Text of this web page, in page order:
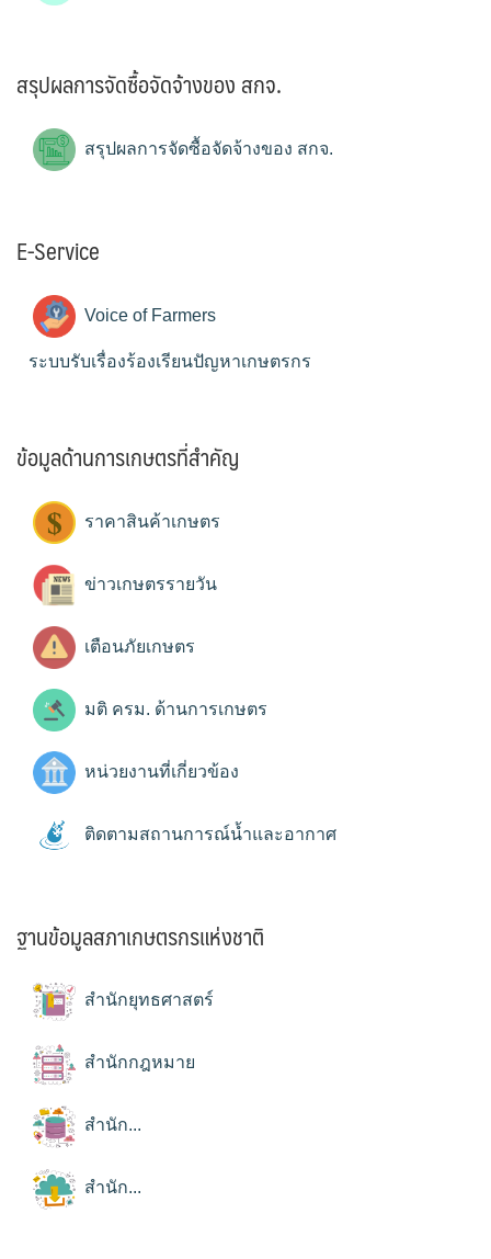
สรุปผลการจัดซื้อจัดจ้างของ สกจ.
สรุปผลการจัดซื้อจัดจ้างของ สกจ.
E-Service
Voice of Farmers
ระบบรับเรื่องร้องเรียนปัญหาเกษตรกร
ข้อมูลด้านการเกษตรที่สำคัญ
ราคาสินค้าเกษตร
ข่าวเกษตรรายวัน
เตือนภัยเกษตร
มติ ครม. ด้านการเกษตร
หน่วยงานที่เกี่ยวข้อง
ติดตามสถานการณ์น้ำและอากาศ
ฐานข้อมูลสภาเกษตรกรแห่งชาติ
สำนักยุทธศาสตร์
สำนักกฎหมาย
สำนัก...
สำนัก...